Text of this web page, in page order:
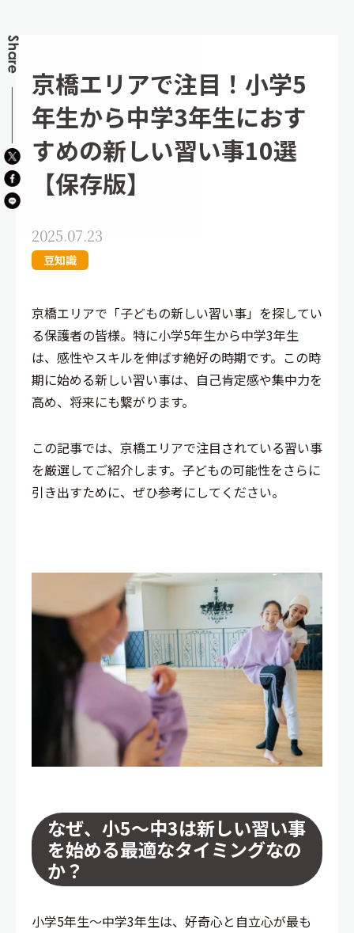
京橋エリアで注目！小学5
年生から中学3年生におす
すめの新しい習い事10選
【保存版】
2025.07.23
豆知識
京橋エリアで「子どもの新しい習い事」を探してい
る保護者の皆様。特に小学5年生から中学3年生
は、感性やスキルを伸ばす絶好の時期です。この時
期に始める新しい習い事は、自己肯定感や集中力を
高め、将来にも繋がります。
この記事では、京橋エリアで注目されている習い事
を厳選してご紹介します。子どもの可能性をさらに
引き出すために、ぜひ参考にしてください。
なぜ、小5〜中3は新しい習い事
を始める最適なタイミングなの
か？
小学5年生〜中学3年生は、好奇心と自立心が最も